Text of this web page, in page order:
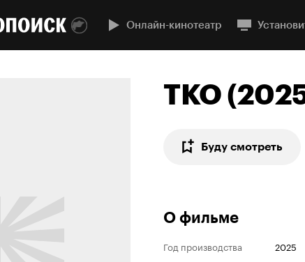
Онлайн-кинотеатр
TKO
Буду смотреть
О фильме
Год производства
2025